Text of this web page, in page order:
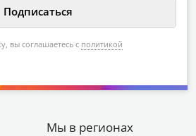
вы соглашаетесь с политикой
Мы в регионах